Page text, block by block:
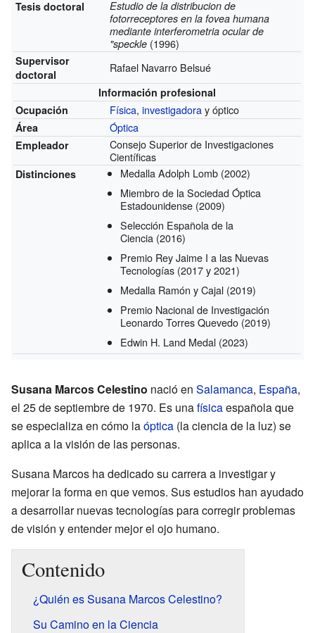
Tesis doctoral
Estudio de la distribucion de
fotorreceptores en la fovea humana
mediante interferometria ocular de
"speckle (1996)
Supervisor
doctoral
Rafael Navarro Belsué
Información profesional
Ocupación
Física,investigadoray óptico
Área Óptica
Empleador
Consejo Superior de Investigaciones
Científicas
Distinciones Medalla Adolph Lomb (2002)
Miembro de la Sociedad Óptica
Estadounidense (2009)
Selección Española de la
Ciencia (2016)
Premio Rey Jaime I a las Nuevas
Tecnologías (2017 y 2021)
Medalla Ramón y Cajal (2019)
Premio Nacional de Investigación
Leonardo Torres Quevedo (2019)
Edwin H. Land Medal (2023)
Susana Marcos Celestino nació en Salamanca, España,
el 25 de septiembre de 1970. Es unafísicaespañola que
se especializa en cómo laóptica (la ciencia de la luz) se
aplica a la visión de las personas.
Susana Marcos ha dedicado su carrera a investigar y
mejorar la forma en que vemos. Sus estudios han ayudado
a desarrollar nuevas tecnologías para corregir problemas
de visión y entender mejor el ojo humano.
Contenido
¿Quién es Susana Marcos Celestino?
Su Camino en la Ciencia